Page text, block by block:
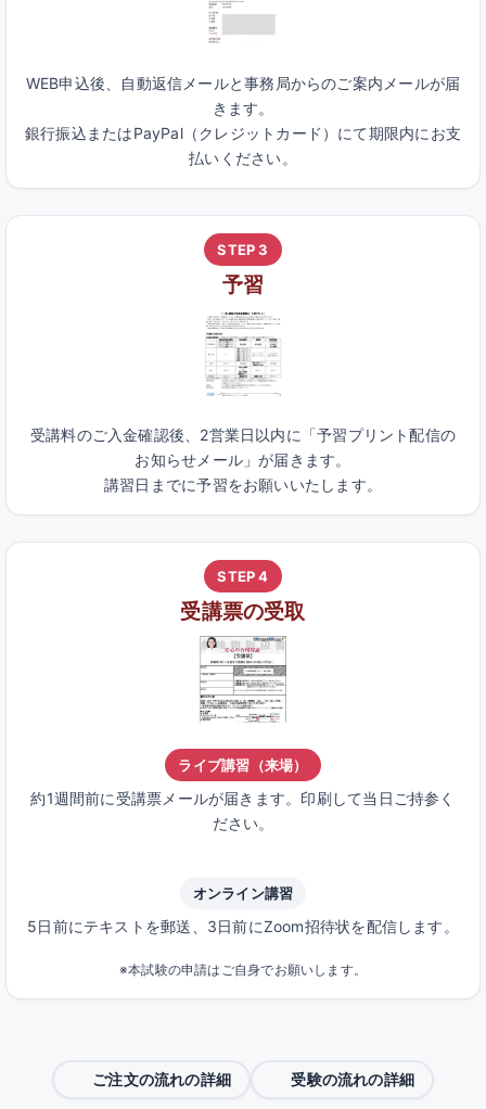
WEB申込後、自動返信メールと事務局からのご案内メールが届
きます。
銀行振込またはPayPal（クレジットカード）にて期限内にお支
払いください。
STEP 3
予習
受講料のご入金確認後、2営業日以内に「予習プリント配信の
お知らせメール」が届きます。
講習日までに予習をお願いいたします。
STEP 4
受講票の受取
ライブ講習（来場）
約1週間前に受講票メールが届きます。印刷して当日ご持参く
ださい。
オンライン講習
5日前にテキストを郵送、3日前にZoom招待状を配信します。
※本試験の申請はご自身でお願いします。
ご注文の流れの詳細 受験の流れの詳細